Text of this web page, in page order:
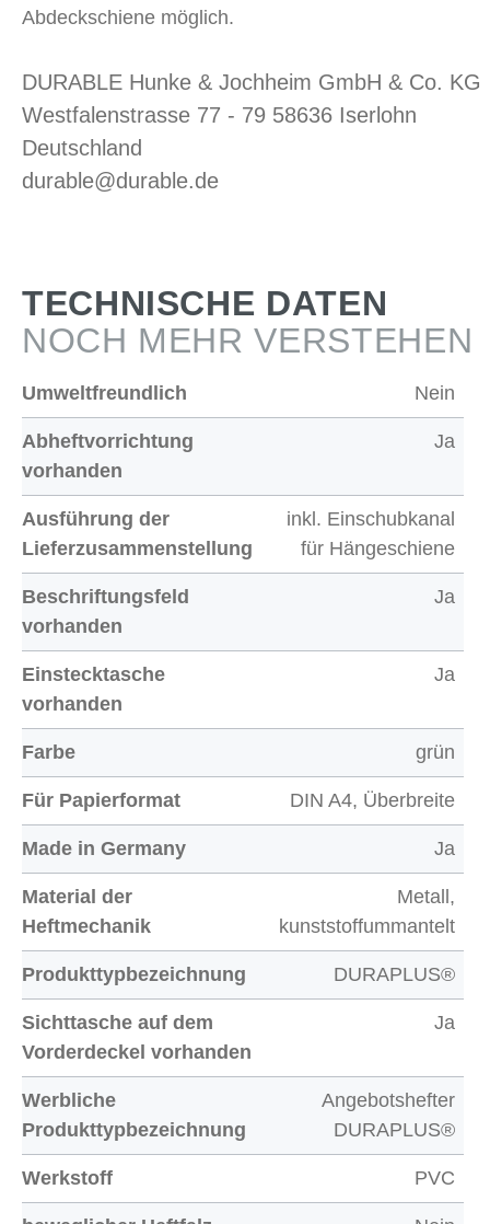
Abdeckschiene möglich.
DURABLE Hunke & Jochheim GmbH & Co. KG
Westfalenstrasse 77 - 79 58636 Iserlohn
Deutschland
durable@durable.de
TECHNISCHE DATEN
NOCH MEHR VERSTEHEN
Umweltfreundlich Nein
Abheftvorrichtung
vorhanden
Ja
Ausführung der
Lieferzusammenstellung
inkl. Einschubkanal
für Hängeschiene
Beschriftungsfeld
vorhanden
Ja
Einstecktasche
vorhanden
Ja
Farbe grün
Für Papierformat DIN A4, Überbreite
Made in Germany Ja
Material der
Heftmechanik
Metall,
kunststoffummantelt
Produkttypbezeichnung DURAPLUS®
Sichttasche auf dem
Vorderdeckel vorhanden
Ja
Werbliche
Produkttypbezeichnung
Angebotshefter
DURAPLUS®
Werkstoff PVC